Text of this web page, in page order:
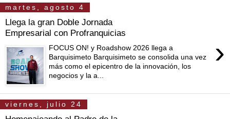
martes, agosto 4
Llega la gran Doble Jornada
Empresarial con Profranquicias
›
FOCUS ON! y Roadshow 2026 llega a
Barquisimeto Barquisimeto se consolida una vez
más como el epicentro de la innovación, los
negocios y la a...
viernes, julio 24